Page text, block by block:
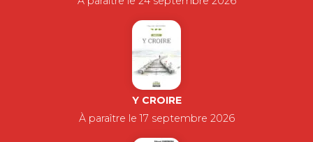
Y CROIRE
À paraître le 17 septembre 2026